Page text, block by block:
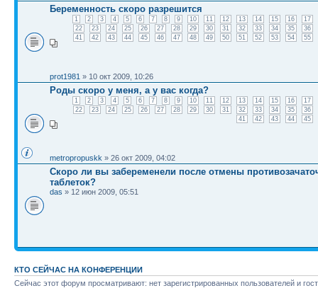
Беременность скоро разрешится
1 2 3 4 5 6 7 8 9 10 11 12 13 14 15 16
17
22
23 24 25 26 27 28 29 30 31 32 33 34 35
36
41
42 43 44 45 46 47 48 49 50 51 52 53 54 55
prot1981 » 10 окт 2009, 10:26
Роды скоро у меня, а у вас когда?
1 2 3 4 5 6 7 8 9 10 11 12 13 14 15 16
17
22
23 24 25 26 27 28 29 30 31 32 33 34 35
36
41
42 43 44 45
metropropuskk » 26 окт 2009, 04:02
Скоро ли вы забеременели после отмены
таблеток?
das » 12 июн 2009, 05:51
КТО СЕЙЧАС НА КОНФЕРЕНЦИИ
Сейчас этот форум просматривают: нет зарегистрированных пользователей и